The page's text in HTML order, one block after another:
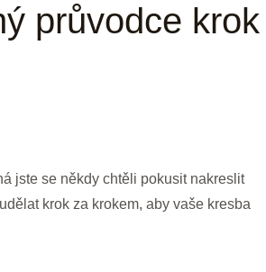
průvodce krok
jste se někdy chtěli pokusit nakreslit
krok za krokem, aby vaše kresba